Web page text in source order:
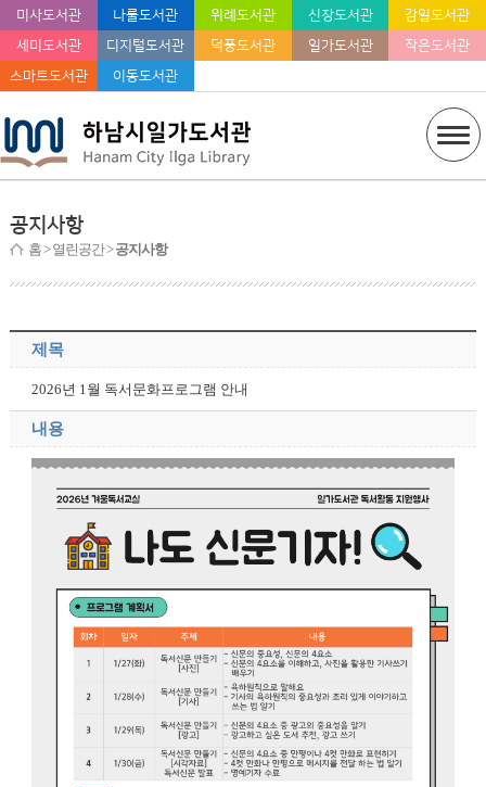
미사도서관 나룰도서관 위례도서관 신장도서관
감일도서관
세미도서관
디지털도서관 덕풍도서관 일가도서관
작은도서관
스마트도서관
이동도서관
공지사항
홈> 열린공간 >공지사항
제목
2026년 1월 독서문화프로그램 안내
내용